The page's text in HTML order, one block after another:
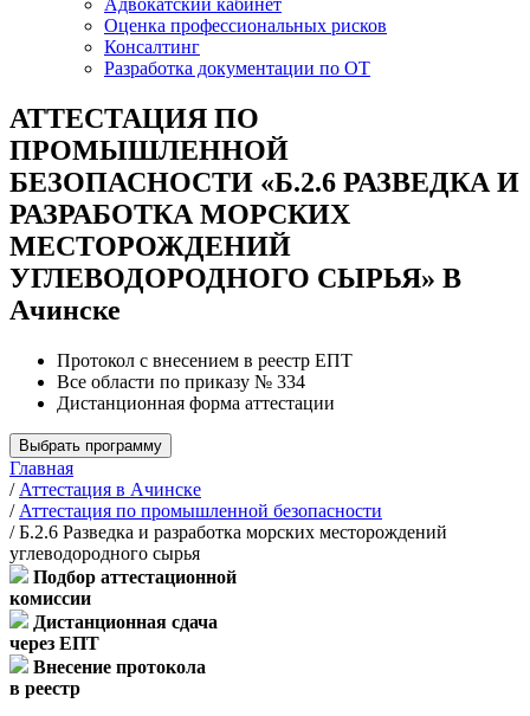
Адвокатский кабинет
Оценка профессиональных рисков
Консалтинг
Разработка документации по ОТ
АТТЕСТАЦИЯ ПО
ПРОМЫШЛЕННОЙ
БЕЗОПАСНОСТИ «Б.2.6 РАЗВЕДКА И
РАЗРАБОТКА МОРСКИХ
МЕСТОРОЖДЕНИЙ
УГЛЕВОДОРОДНОГО СЫРЬЯ» В
Ачинске
Протокол с внесением в реестр ЕПТ
Все области по приказу № 334
Дистанционная форма аттестации
Выбрать программу
Главная
/ Аттестация в Ачинске
/ Аттестация по промышленной безопасности
/Б.2.6 Разведка и разработка морских месторождений
углеводородного сырья
Подбор аттестационной
комиссии
Дистанционная сдача
через ЕПТ
Внесение протокола
в реестр